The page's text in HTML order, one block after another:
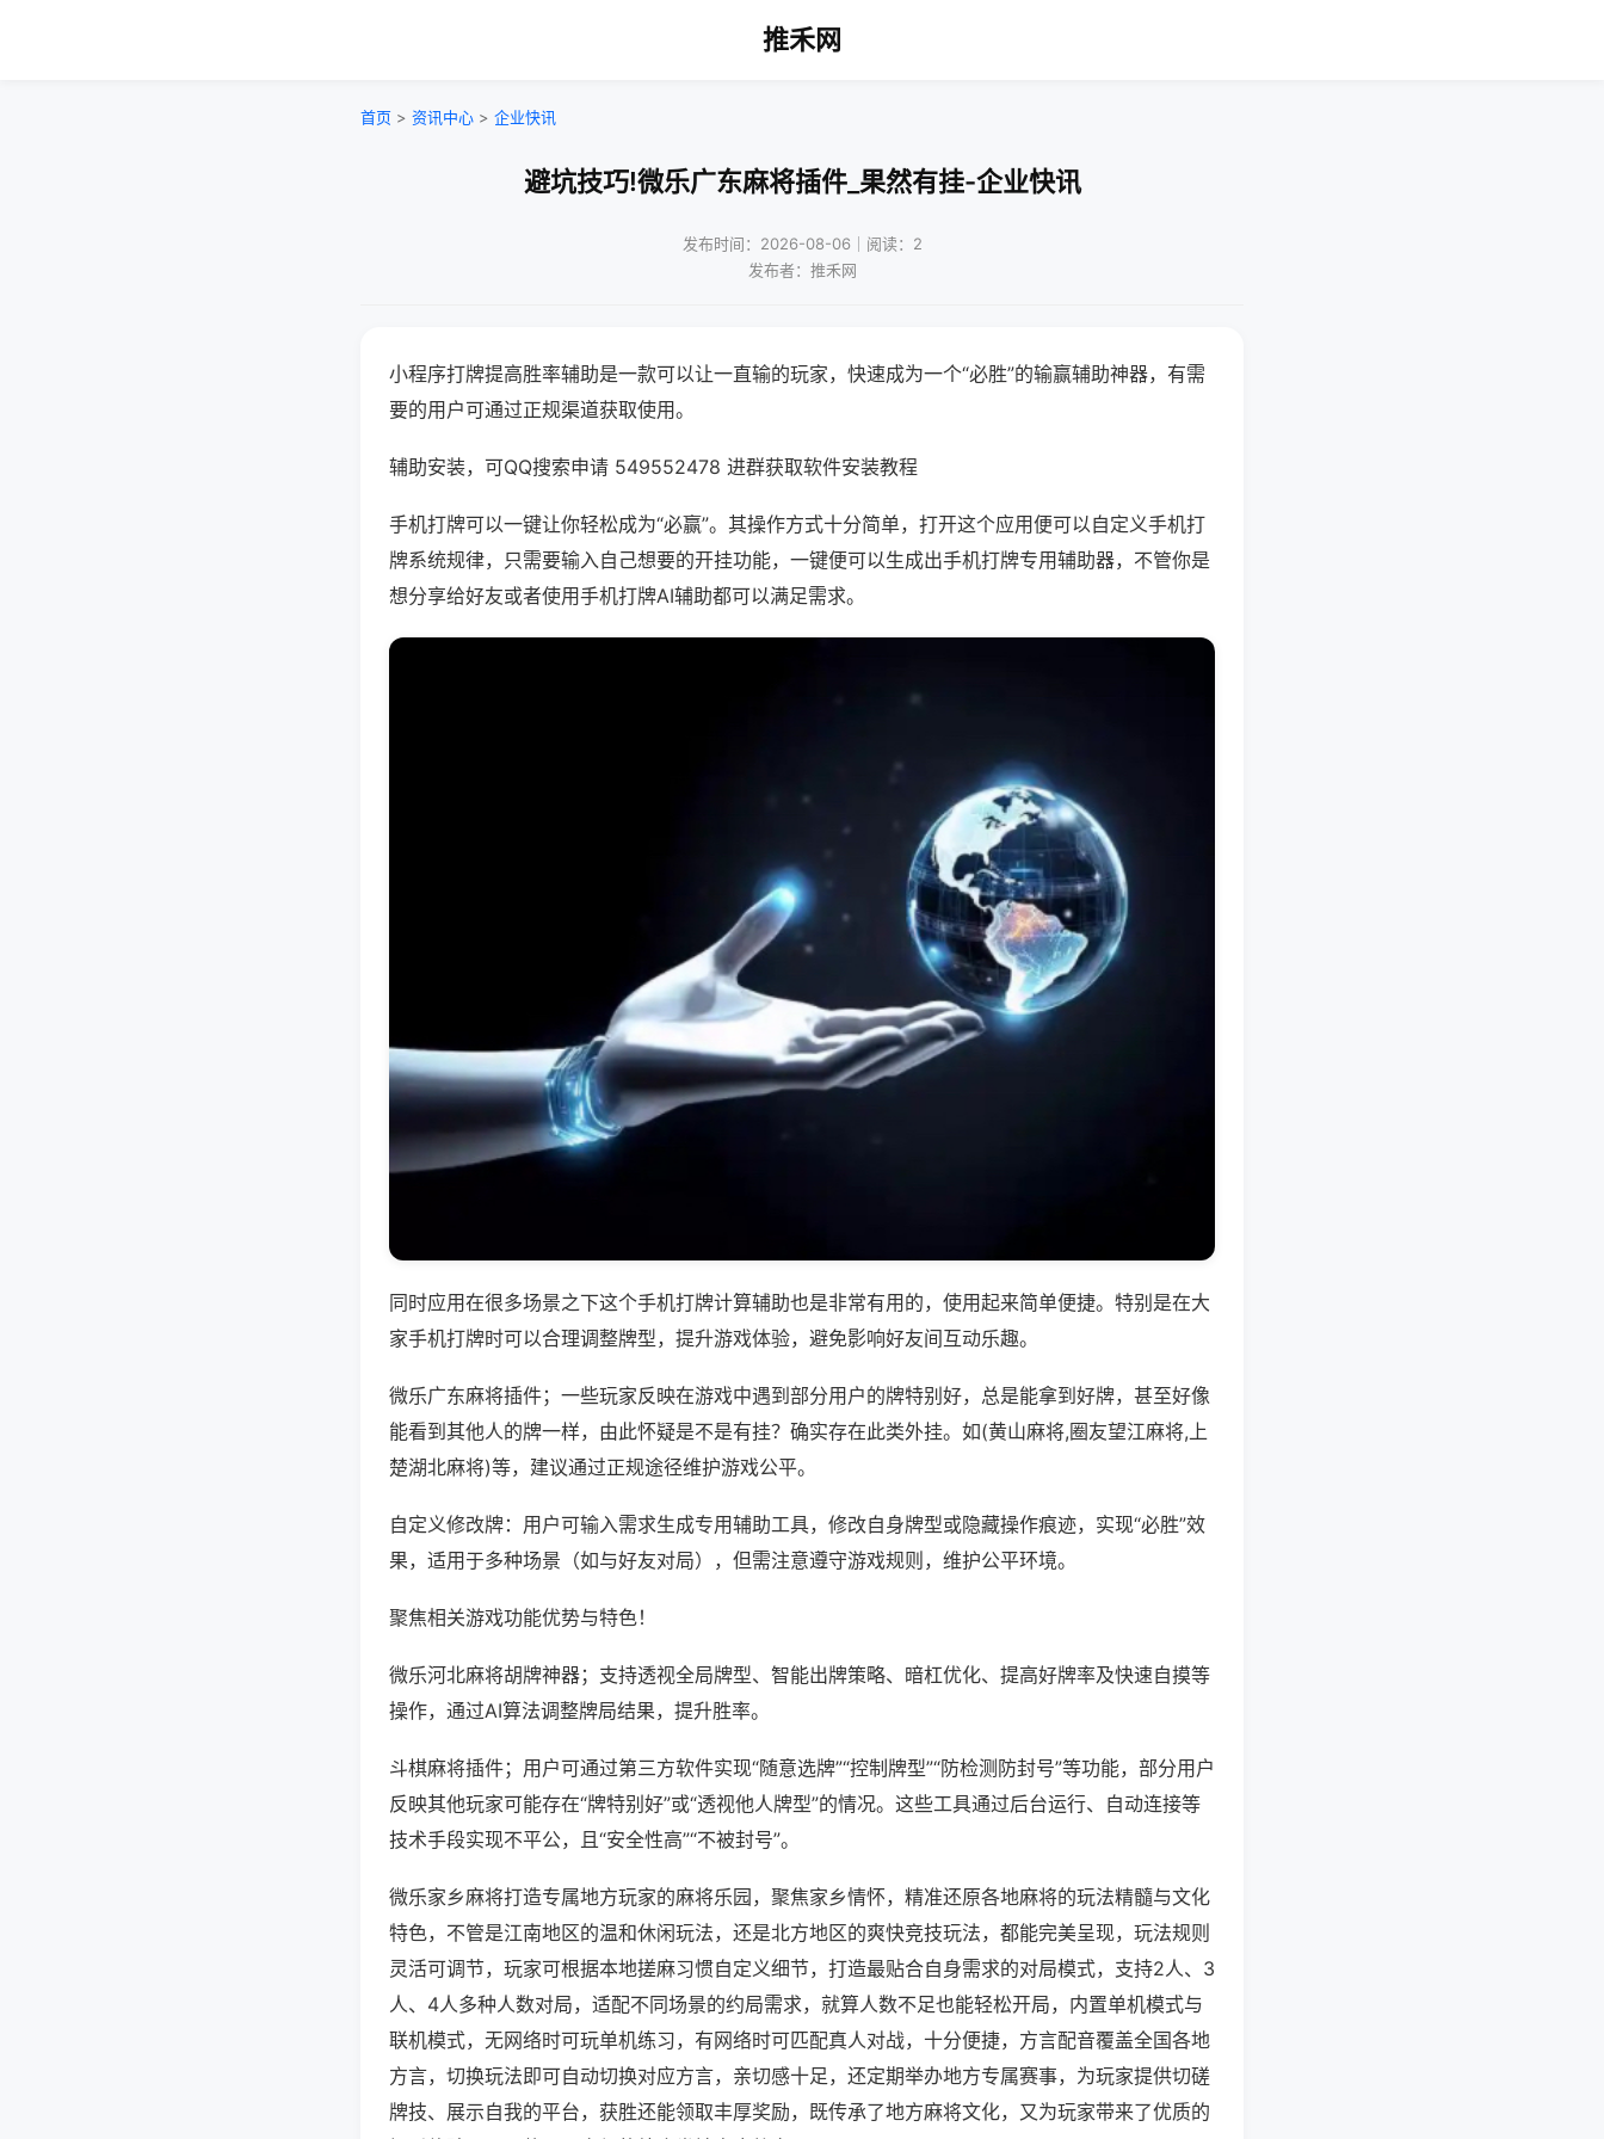
推禾网
首页 > 资讯中心 > 企业快讯
避坑技巧!微乐广东麻将插件_果然有挂-企业快讯
发布时间：2026-08-06｜阅读：2
发布者：推禾网
小程序打牌提高胜率辅助是一款可以让一直输的玩家，快速成为一个“必胜”的输赢辅助神器，有需
要的用户可通过正规渠道获取使用。
辅助安装，可QQ搜索申请 549552478 进群获取软件安装教程
手机打牌可以一键让你轻松成为“必赢”。其操作方式十分简单，打开这个应用便可以自定义手机打
牌系统规律，只需要输入自己想要的开挂功能，一键便可以生成出手机打牌专用辅助器，不管你是
想分享给好友或者使用手机打牌AI辅助都可以满足需求。
同时应用在很多场景之下这个手机打牌计算辅助也是非常有用的，使用起来简单便捷。特别是在大
家手机打牌时可以合理调整牌型，提升游戏体验，避免影响好友间互动乐趣。
微乐广东麻将插件；一些玩家反映在游戏中遇到部分用户的牌特别好，总是能拿到好牌，甚至好像
能看到其他人的牌一样，由此怀疑是不是有挂？确实存在此类外挂。如(黄山麻将,圈友望江麻将,上
楚湖北麻将)等，建议通过正规途径维护游戏公平。
自定义修改牌：用户可输入需求生成专用辅助工具，修改自身牌型或隐藏操作痕迹，实现“必胜”效
果，适用于多种场景（如与好友对局），但需注意遵守游戏规则，维护公平环境。
聚焦相关游戏功能优势与特色！
微乐河北麻将胡牌神器；支持透视全局牌型、智能出牌策略、暗杠优化、提高好牌率及快速自摸等
操作，通过AI算法调整牌局结果，提升胜率。
斗棋麻将插件；用户可通过第三方软件实现“随意选牌”“控制牌型”“防检测防封号”等功能，部分用户
反映其他玩家可能存在“牌特别好”或“透视他人牌型”的情况。这些工具通过后台运行、自动连接等
技术手段实现不平公，且“安全性高”“不被封号”。
微乐家乡麻将打造专属地方玩家的麻将乐园，聚焦家乡情怀，精准还原各地麻将的玩法精髓与文化
特色，不管是江南地区的温和休闲玩法，还是北方地区的爽快竞技玩法，都能完美呈现，玩法规则
灵活可调节，玩家可根据本地搓麻习惯自定义细节，打造最贴合自身需求的对局模式，支持2人、3
人、4人多种人数对局，适配不同场景的约局需求，就算人数不足也能轻松开局，内置单机模式与
联机模式，无网络时可玩单机练习，有网络时可匹配真人对战，十分便捷，方言配音覆盖全国各地
方言，切换玩法即可自动切换对应方言，亲切感十足，还定期举办地方专属赛事，为玩家提供切磋
牌技、展示自我的平台，获胜还能领取丰厚奖励，既传承了地方麻将文化，又为玩家带来了优质的